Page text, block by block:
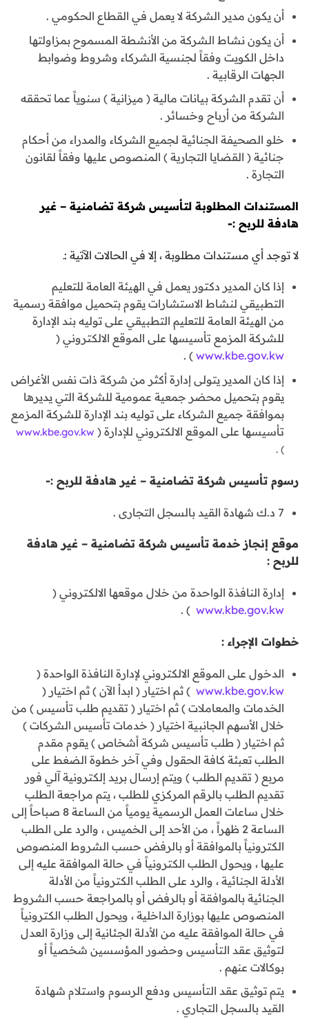
أن يكون مدير الشركة لا يعمل في القطاع الحكومي .
أن يكون نشاط الشركة من الأنشطة المسموح بمزاولتها
داخل الكويت وفقاً لجنسية الشركاء وشروط وضوابط
الجهات الرقابية .
أن تقدم الشركة بيانات مالية ( ميزانية ) سنوياً عما تحققه
الشركة من أرباح وخسائر .
خلو الصحيفة الجنائية لجميع الشركاء والمدراء من أحكام
جنائية ( القضايا التجارية ) المنصوص عليها وفقاً لقانون
التجارة .
المستندات المطلوبة لتأسيس شركة تضامنية – غير
هادفة للربح :-
لا توجد أي مستندات مطلوبة ، إلا في الحالات الآتية :ـ
إذا كان المدير دكتور يعمل في الهيئة العامة للتعليم
التطبيقي لنشاط الاستشارات يقوم بتحميل موافقة رسمية
من الهيئة العامة للتعليم التطبيقي على توليه بند الإدارة
للشركة المزمع تأسيسها على الموقع الالكتروني (
www.kbe.gov.kw
) .
إذا كان المدير يتولى إدارة أكثر من شركة ذات نفس الأغراض
يقوم بتحميل محضر جمعية عمومية للشركة التي يديرها
بموافقة جميع الشركاء على توليه بند الإدارة للشركة المزمع
تأسيسها على الموقع الالكتروني للإدارة ( www.kbe.gov.kw
) .
رسوم تأسيس شركة تضامنية – غير هادفة للربح :-
7 د.ك شهادة القيد بالسجل التجارى .
موقع إنجاز خدمة تأسيس شركة تضامنية – غير هادفة
للربح :
إدارة النافذة الواحدة من خلال موقعها الالكتروني (
www.kbe.gov.kw
) .
خطوات الإجراء :
الدخول على الموقع الالكتروني لإدارة النافذة الواحدة (
www.kbe.gov.kw) ثم اختيار ( ابدأ الآن ) ثم اختيار (
الخدمات والمعاملات ) ثم اختيار ( تقديم طلب تأسيس ) من
خلال الأسهم الجانبية اختيار ( خدمات تأسيس الشركات )
ثم اختيار ( طلب تأسيس شركة أشخاص ) يقوم مقدم
الطلب تعبئة كافة الحقول وفي آخر خطوة الضغط على
مربع ( تقديم الطلب ) ويتم إرسال بريد إلكترونية آلي فور
تقديم الطلب بالرقم المركزي للطلب ، يتم مراجعة الطلب
خلال ساعات العمل الرسمية يومياً من الساعة 8 صباحاً إلى
الساعة 2 ظهراً ، من الأحد إلى الخميس ، والرد على الطلب
الكترونياً بالموافقة أو بالرفض حسب الشروط المنصوص
عليها ، ويحول الطلب الكترونياً في حالة الموافقة عليه إلى
الأدلة الجنائية ، والرد على الطلب الكترونياً من الأدلة
الجنائية بالموافقة أو بالرفض أو بالمراجعة حسب الشروط
المنصوص عليها بوزارة الداخلية ، ويحول الطلب الكترونياً
في حالة الموافقة عليه من الأدلة الجئانية إلى وزارة العدل
لتوثيق عقد التأسيس وحضور المؤسسين شخصياً أو
بوكالات عنهم .
يتم توثيق عقد التأسيس ودفع الرسوم واستلام شهادة
القيد بالسجل التجاري .